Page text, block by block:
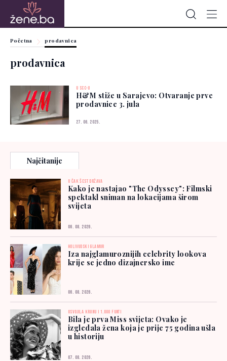
Početna prodavnica
prodavnica
U SCC-U
H&M stiže u Sarajevo: Otvaranje prve
prodavnice 3. jula
27. 06. 2025.
Najčitanije
U ČAK ŠEST DRŽAVA
Kako je nastajao "The Odyssey": Filmski
spektakl sniman na lokacijama širom
svijeta
06. 08. 2026.
HOLIVUDSKI GLAMUR
Iza najglamuroznijih celebrity lookova
krije se jedno dizajnersko ime
06. 08. 2026.
OSVOJILA KRUNU I 1.000 FUNTI
Bila je prva Miss svijeta: Ovako je
izgledala žena koja je prije 75 godina ušla
u historiju
07. 08. 2026.